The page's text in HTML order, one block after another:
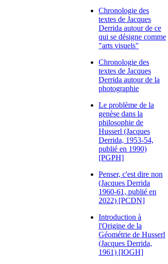
Chronologie des
textes de Jacques
Derrida autour de ce
qui se désigne comme
"arts visuels"
Chronologie des
textes de Jacques
Derrida autour de la
photographie
Le problème de la
genèse dans la
philosophie de
Husserl (Jacques
Derrida, 1953-54,
publié en 1990)
[PGPH]
Penser, c'est dire non
(Jacques Derrida
1960-61, publié en
2022) [PCDN]
Introduction à
l'Origine de la
Géométrie de Husserl
(Jacques Derrida,
1961) [IOGH]